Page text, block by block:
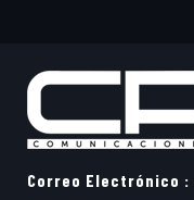
Correo Electrónico :